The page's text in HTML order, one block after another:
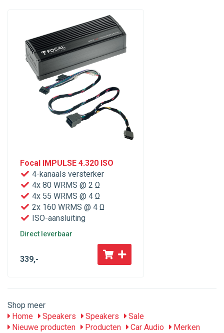
Focal IMPULSE 4.320 ISO
4-kanaals versterker
4x 80 WRMS @ 2 Ω
4x 55 WRMS @ 4 Ω
2x 160 WRMS @ 4 Ω
ISO-aansluiting
Direct leverbaar
339,-
Shop meer
Home
Speakers Speakers
Sale
Nieuwe producten
Producten Car Audio
Merken